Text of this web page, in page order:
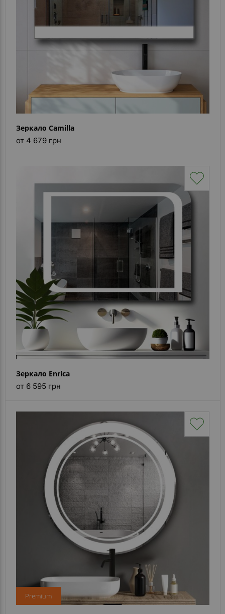
Зеркало Camilla
от 4 679 грн
Зеркало Enrica
от 6 595 грн
Premium